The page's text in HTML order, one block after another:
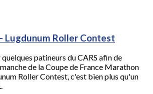
Lugdunum Roller Contest
patineurs du CARS afin de
de la Coupe de France Marathon
Roller Contest, c'est bien plus qu'un